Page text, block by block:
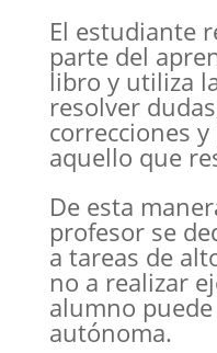
El estudiante
parte del
libro y utiliza
resolver
correcciones
aquello que
De esta
profesor se
a tareas de
no a realizar
alumno
autónoma.